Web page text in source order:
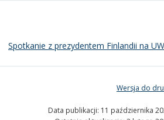
Spotkanie z prezydentem Finlandii na UW
Wersja do
Data publikacji: 11 października